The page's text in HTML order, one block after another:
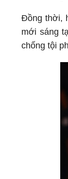
Đồng thời,
mới sáng
chống tội